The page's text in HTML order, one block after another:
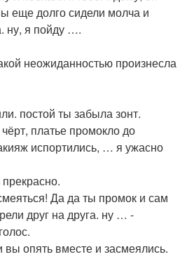
еще долго сидели молча и
ну, я пойду ….
неожиданностью произнесла
постой ты забыла зонт.
платье промокло до
испортились, … я ужасно
Да да ты промок и сам
друг на друга. ну … -
опять вместе и засмеялись.